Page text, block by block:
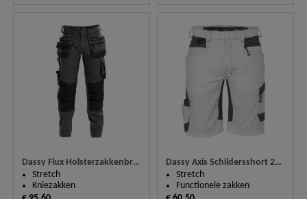
Dassy Flux Holsterzakkenbroek
Stretch
Kniezakken
Dassy Axis Schildersshort 250090
Stretch
Functionele zakken